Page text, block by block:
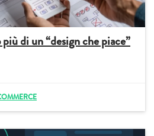
di un “design che piace”